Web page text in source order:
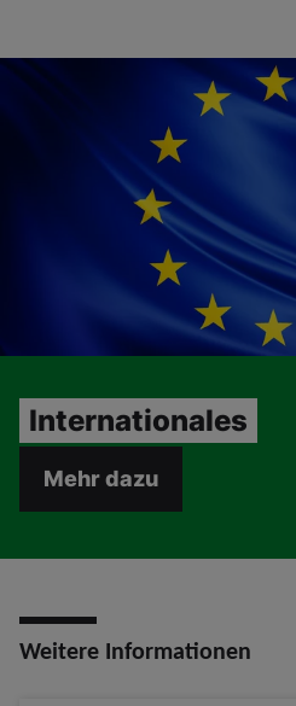
Internationales
Mehr dazu
Weitere Informationen